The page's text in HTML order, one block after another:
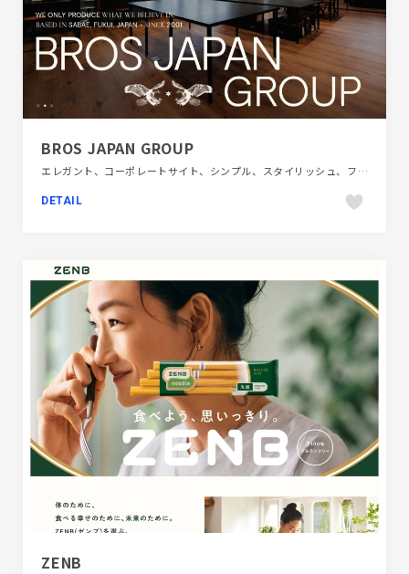
BROS JAPAN GROUP
エレガント、コーポレートサイト、シンプル、スタイリッシュ、ファッション・ビューティー、ブラウン系、ベージュ・ゴールド系、大きめ写真
DETAIL
ZENB